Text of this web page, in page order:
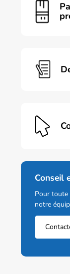
Conseil
Pour toute
notre